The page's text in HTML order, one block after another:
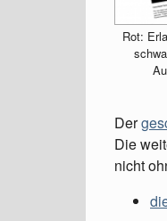
Rot:
Der
Die
nicht